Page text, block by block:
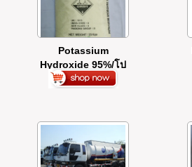
Potassium
Hydroxide 95%/โป
ตัสเซียม ไฮดรอกไซด์